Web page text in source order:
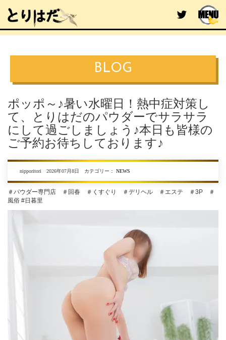
BLOG
ポッポ～♪暑い水曜日！熱中症対策し
て、とりはだのパウダーでサラサラ
にして過ごしましょう♪本日も皆様の
ご予約お待ちしております♪
nipporitori 2026年07月8日 カテゴリー： NEWS
＃パウダー専門店 ＃回春 ＃くすぐり ＃デリヘル ＃エステ ＃3P ＃
風俗 #日暮里